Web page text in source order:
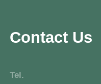
Contact Us
Tel.